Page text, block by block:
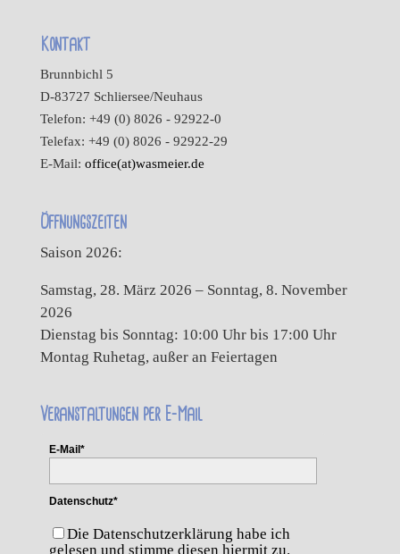
Kontakt
Brunnbichl 5
D-83727 Schliersee/Neuhaus
Telefon: +49 (0) 8026 - 92922-0
Telefax: +49 (0) 8026 - 92922-29
E-Mail: office(at)wasmeier.de
Öffnungszeiten
Saison 2026:
Samstag, 28. März 2026 – Sonntag, 8. November
2026
Dienstag bis Sonntag: 10:00 Uhr bis 17:00 Uhr
Montag Ruhetag, außer an Feiertagen
Veranstaltungen per E-Mail
E-Mail*
Datenschutz*
Die Datenschutzerklärung habe ich
gelesen und stimme diesen hiermit zu.